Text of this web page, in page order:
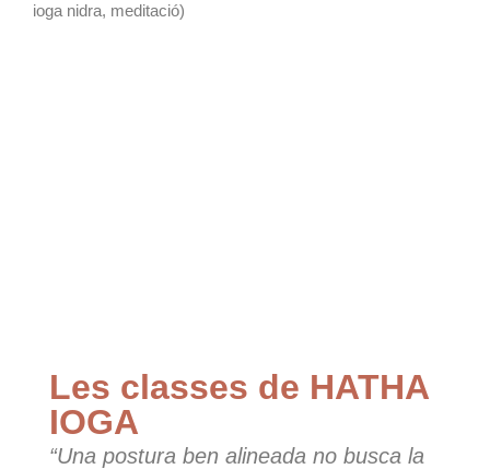
ioga nidra, meditació)
Les classes de HATHA
IOGA
“Una postura ben alineada no busca la